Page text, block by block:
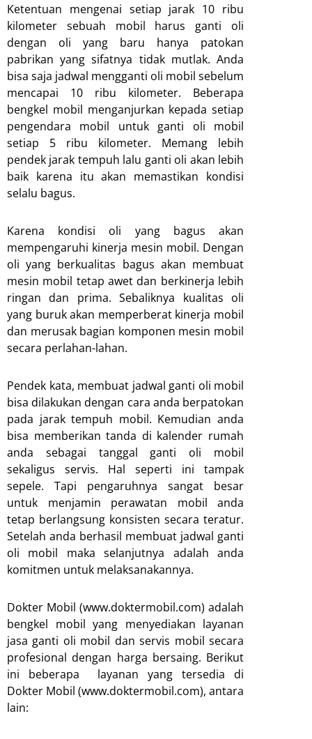
Ketentuan mengenai setiap jarak 10 ribu
kilometer sebuah mobil harus ganti oli
dengan oli yang baru hanya patokan
pabrikan yang sifatnya tidak mutlak. Anda
bisa saja jadwal mengganti oli mobil sebelum
mencapai 10 ribu kilometer. Beberapa
bengkel mobil menganjurkan kepada setiap
pengendara mobil untuk ganti oli mobil
setiap 5 ribu kilometer. Memang lebih
pendek jarak tempuh lalu ganti oli akan lebih
baik karena itu akan memastikan kondisi
selalu bagus.
Karena kondisi oli yang bagus akan
mempengaruhi kinerja mesin mobil. Dengan
oli yang berkualitas bagus akan membuat
mesin mobil tetap awet dan berkinerja lebih
ringan dan prima. Sebaliknya kualitas oli
yang buruk akan memperberat kinerja mobil
dan merusak bagian komponen mesin mobil
secara perlahan-lahan.
Pendek kata, membuat jadwal ganti oli mobil
bisa dilakukan dengan cara anda berpatokan
pada jarak tempuh mobil. Kemudian anda
bisa memberikan tanda di kalender rumah
anda sebagai tanggal ganti oli mobil
sekaligus servis. Hal seperti ini tampak
sepele. Tapi pengaruhnya sangat besar
untuk menjamin perawatan mobil anda
tetap berlangsung konsisten secara teratur.
Setelah anda berhasil membuat jadwal ganti
oli mobil maka selanjutnya adalah anda
komitmen untuk melaksanakannya.
Dokter Mobil (www.doktermobil.com) adalah
bengkel mobil yang menyediakan layanan
jasa ganti oli mobil dan servis mobil secara
profesional dengan harga bersaing. Berikut
ini beberapa layanan yang tersedia di
Dokter Mobil (www.doktermobil.com), antara
lain: